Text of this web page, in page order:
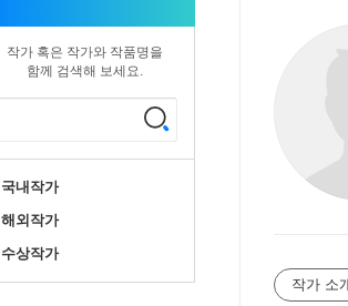
작가 혹은 작가와 작품명을
함께 검색해 보세요.
국내작가
해외작가
수상작가
작가 소